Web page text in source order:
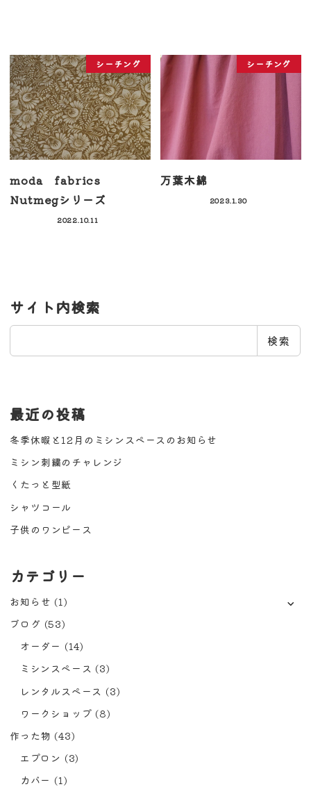
シーチング
moda fabrics
Nutmegシリーズ
2022.10.11
シーチング
万葉木綿
2023.1.30
サイト内検索
検
検索
最近の投稿
冬季休暇と12月のミシンスペースのお知らせ
ミシン刺繍のチャレンジ
くたっと型紙
シャツコール
子供のワンピース
カテゴリー
お知らせ (1)
ブログ (53)
オーダー (14)
ミシンスペース (3)
レンタルスペース (3)
ワークショップ (8)
作った物 (43)
エプロン (3)
カバー (1)